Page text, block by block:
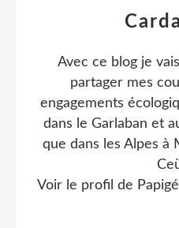
Avec ce blog je
partager mes
engagements
dans le Garlaban et
que dans les Alpes à
Voir le profil de Papigé